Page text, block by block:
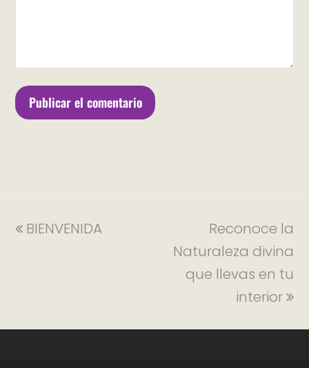
BIENVENIDA
Reconoce la
Naturaleza divina
que llevas en tu
interior